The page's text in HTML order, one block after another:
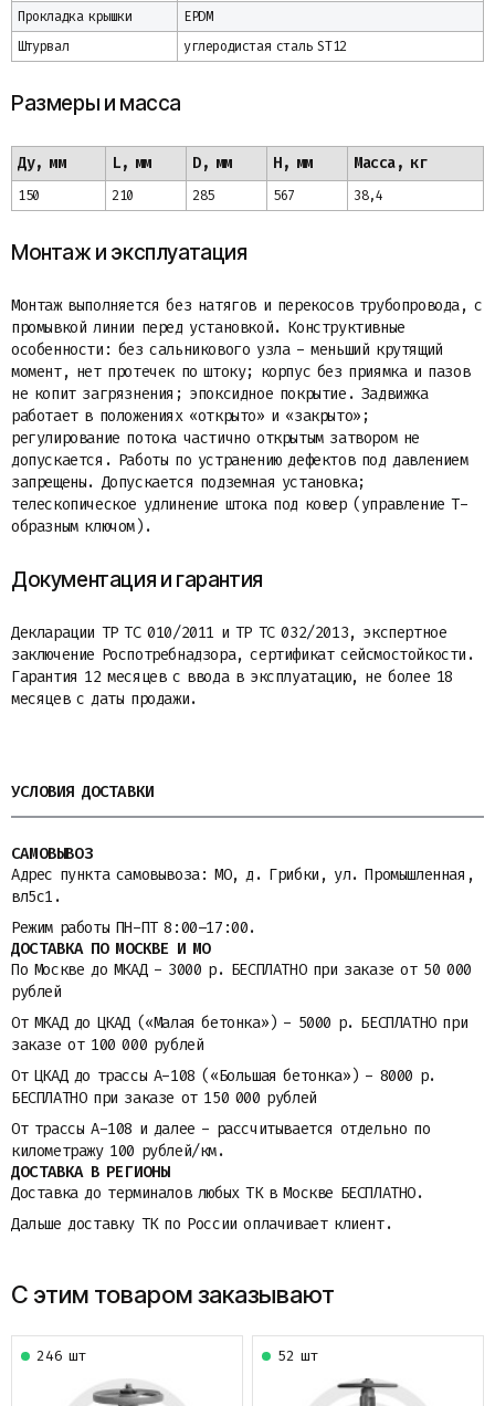
Прокладка крышки
EPDM
Штурвал
углеродистая сталь ST12
Размеры и масса
Ду, мм L, мм D, мм H, мм Масса, кг
150 210 285 567 38,4
Монтаж и эксплуатация
Монтаж выполняется без натягов и перекосов трубопровода, с
промывкой линии перед установкой. Конструктивные
особенности: без сальникового узла - меньший крутящий
момент, нет протечек по штоку; корпус без приямка и пазов
не копит загрязнения; эпоксидное покрытие. Задвижка
работает в положениях «открыто» и «закрыто»;
регулирование потока частично открытым затвором не
допускается. Работы по устранению дефектов под давлением
запрещены. Допускается подземная установка;
телескопическое удлинение штока под ковер (управление Т-
образным ключом).
Документация и гарантия
Декларации ТР ТС 010/2011 и ТР ТС 032/2013, экспертное
заключение Роспотребнадзора, сертификат сейсмостойкости.
Гарантия 12 месяцев с ввода в эксплуатацию, не более 18
месяцев с даты продажи.
УСЛОВИЯ ДОСТАВКИ
САМОВЫВОЗ
Адрес пункта самовывоза: МО, д. Грибки, ул. Промышленная,
вл5с1.
Режим работы ПН-ПТ 8:00–17:00.
ДОСТАВКА ПО МОСКВЕ И МО
По Москве до МКАД - 3000 р. БЕСПЛАТНО при заказе от 50 000
рублей
От МКАД до ЦКАД («Малая бетонка») - 5000 р. БЕСПЛАТНО при
заказе от 100 000 рублей
От ЦКАД до трассы A-108 («Большая бетонка») - 8000 р.
БЕСПЛАТНО при заказе от 150 000 рублей
От трассы A-108 и далее - рассчитывается отдельно по
километражу 100 рублей/км.
ДОСТАВКА В РЕГИОНЫ
Доставка до терминалов любых ТК в Москве БЕСПЛАТНО.
Дальше доставку ТК по России оплачивает клиент.
С этим товаром заказывают
246 шт 52 шт